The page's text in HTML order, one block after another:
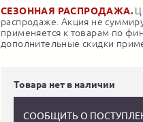
СЕЗОННАЯ РАСПРОДАЖА.
распродаже. Акция не
применяется к товарам по
дополнительные скидки
Товара нет в наличии
СООБЩИТЬ О